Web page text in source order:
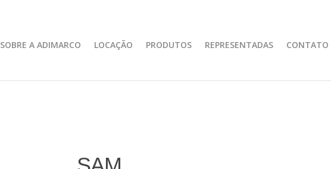
SOBRE A ADIMARCO LOCAÇÃO PRODUTOS REPRESENTADAS CONTATO